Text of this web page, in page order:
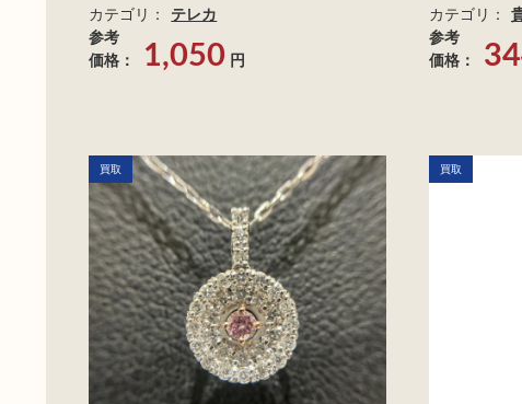
カテゴリ： テレカ
参考
価格：
1,050 円
カテゴリ：
参考
価格：
買取 買取